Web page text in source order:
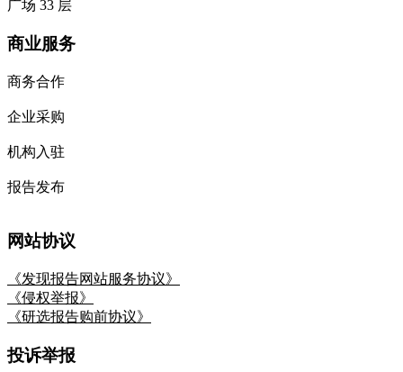
广场 33 层
商业服务
商务合作
企业采购
机构入驻
报告发布
网站协议
《发现报告网站服务协议》
《侵权举报》
《研选报告购前协议》
投诉举报